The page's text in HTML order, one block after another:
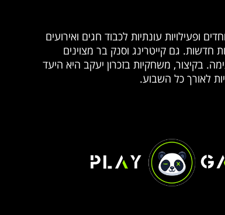
ופעילויות עונתיות לכבוד חגים ואירועים
חדשות. גם קייטרינג וסנק בר מצוינים
בקיצור, משחקיות בזכרון יעקב היא היעד
לאורך כל השבוע.